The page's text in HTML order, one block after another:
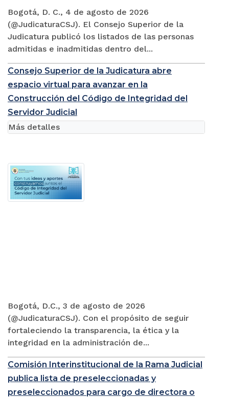
Bogotá, D. C., 4 de agosto de 2026
(@JudicaturaCSJ). El Consejo Superior de la
Judicatura publicó los listados de las personas
admitidas e inadmitidas dentro del...
Consejo Superior de la Judicatura abre
espacio virtual para avanzar en la
Construcción del Código de Integridad del
Servidor Judicial
Bogotá, D.C., 3 de agosto de 2026
(@JudicaturaCSJ). Con el propósito de seguir
fortaleciendo la transparencia, la ética y la
integridad en la administración de...
Más detalles
Comisión Interinstitucional de la Rama Judicial
publica lista de preseleccionadas y
preseleccionados para cargo de directora o